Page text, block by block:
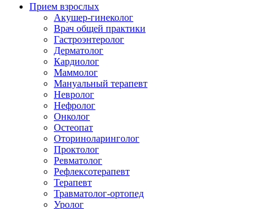
Прием взрослых
Акушер-гинеколог
Врач общей практики
Гастроэнтеролог
Дерматолог
Кардиолог
Маммолог
Мануальный терапевт
Невролог
Нефролог
Онколог
Остеопат
Оториноларинголог
Проктолог
Ревматолог
Рефлексотерапевт
Терапевт
Травматолог-ортопед
Уролог